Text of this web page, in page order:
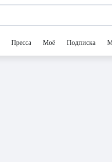
Пресса Моё Подписка